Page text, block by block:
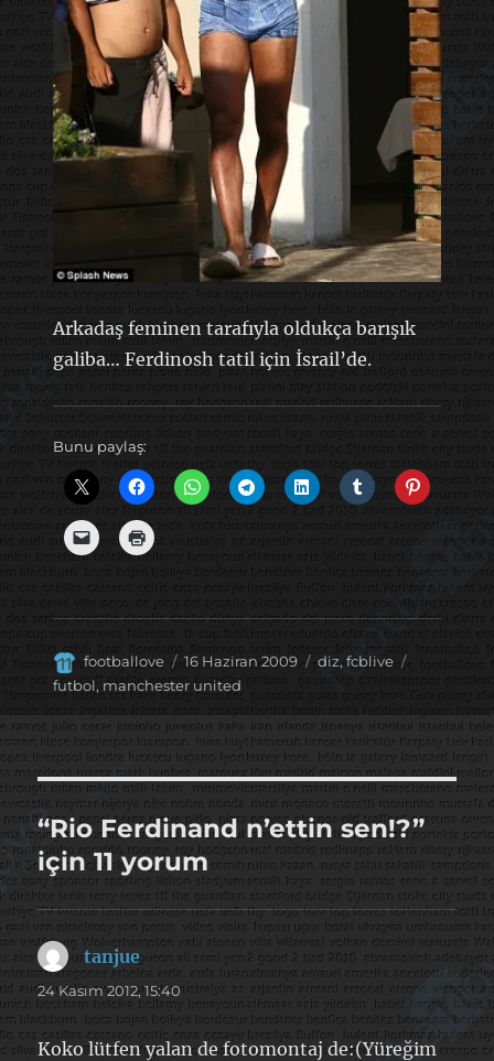
Arkadaş feminen tarafıyla oldukça barışık
galiba… Ferdinosh tatil için İsrail’de.
Bunu paylaş:
Yazar
footballove
Yayın
tarihi
16 Haziran 2009 Kategoriler
diz, fcblive
futbol, manchester united
“Rio Ferdinand n’ettin sen!?”
için 11 yorum
tanjuededi
ki:
24 Kasım 2012, 15:40
Koko lütfen yalan de fotomontaj de:(Yüreğim